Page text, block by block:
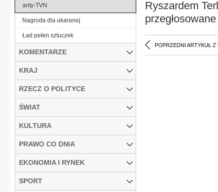
Ryszardem
POPRZEDNI ARTYKUŁ Z
anty-TVN
Nagroda dla ukaranej
Ład pełen sztuczek
KOMENTARZE
KRAJ
RZECZ O POLITYCE
ŚWIAT
KULTURA
PRAWO CO DNIA
EKONOMIA I RYNEK
SPORT